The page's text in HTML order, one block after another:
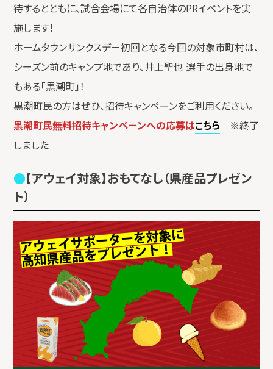
待するとともに、試合会場にて各自治体のPRイベントを実
施します！
ホームタウンサンクスデー初回となる今回の対象市町村は、
シーズン前のキャンプ地であり、井上聖也 選手の出身地で
もある「黒潮町」！
黒潮町民の方はぜひ、招待キャンペーンをご利用ください。
黒潮町民無料招待キャンペーンへの応募はこちら※終了
しました
【アウェイ対象】おもてなし（県産品プレゼン
ト）